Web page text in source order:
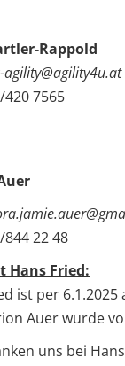
Rappold
agility@agility4u.at
420 7565
844 22 48
Hans Fried:
ist per
Auer wurde
uns bei